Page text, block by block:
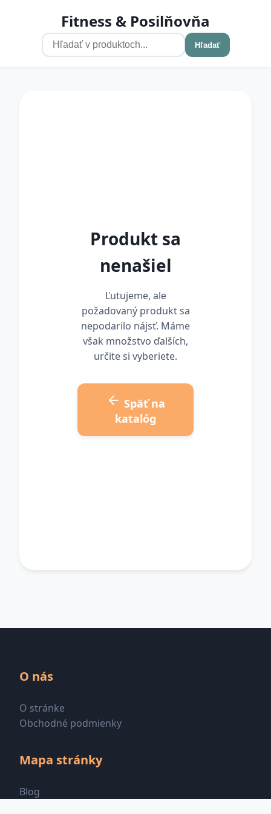
Fitness & Posilňovňa
Hľadať
Produkt sa
nenašiel
Ľutujeme, ale
požadovaný produkt sa
nepodarilo nájsť. Máme
však množstvo ďalších,
určite si vyberiete.
Späť na
katalóg
O nás
O stránke
Obchodné podmienky
Mapa stránky
Blog